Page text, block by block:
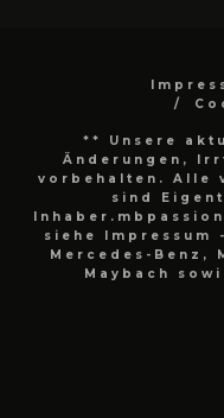
** Unsere
Änderungen,
vorbehalten. Alle
sind
siehe Impressum
Mercedes-Benz,
Maybach